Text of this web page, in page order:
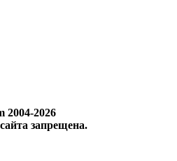
2004-2026
запрещена.